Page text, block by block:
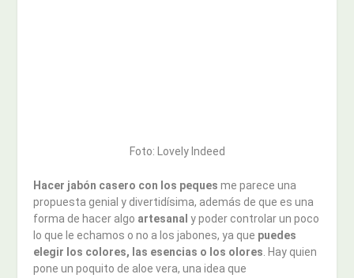
Foto: Lovely Indeed
Hacer jabón casero con los peques me parece una
propuesta genial y divertidísima, además de que es una
forma de hacer algo artesanal y poder controlar un poco
lo que le echamos o no a los jabones, ya que puedes
elegir los colores, las esencias o los olores. Hay quien
pone un poquito de aloe vera, una idea que